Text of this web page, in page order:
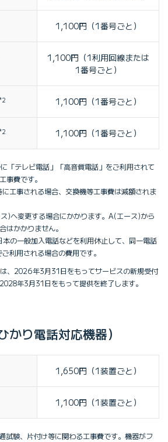
1,100円（1番号ごと）
1,100円（1利用回線または
1番号ごと）
1,100円（1番号ごと）
1,100円（1番号ごと）
「テレビ電話」「高音質電話」をご利用されて
事費です。
工事される場合、交換機等工事費は減額されま
)へ変更する場合にかかります。A(エース)から
はかかりません。
の一般加入電話などを利用休止して、同一電話
利用される場合の費用です。
は、2026年3月31日をもってサービスの新規受付
年3月31日をもって提供を終了します。
かり電話対応機器）
1,650円（1装置ごと）
1,100円（1装置ごと）
試験、片付け等に関わる工事費です。機器がフ